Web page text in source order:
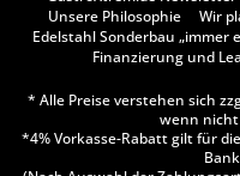
Unsere Philosophie
Wir
Edelstahl Sonderbau „immer
Finanzierung und
* Alle Preise verstehen sich
wenn nicht
*4% Vorkasse-Rabatt gilt für